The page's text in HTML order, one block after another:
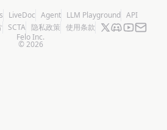
©2026
Felo Inc.
LiveDoc Agent LLM Playground API
SCTA 隐私政策 使用条款